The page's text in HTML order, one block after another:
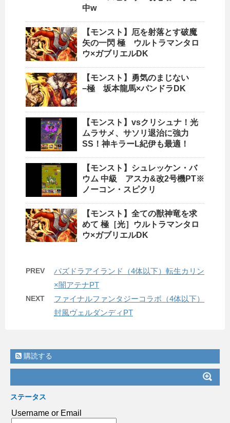
中w
【モンスト】厄を射落とす破魔
矢の一閃 極 ウルトラマンタロ
ウ×ガブリエルDK
【モンスト】勇気のまじない
−極 坂本龍馬×パンドラDK
【モンスト】vsクリシュナ！光
ムラサメ、サソリ退治に強力
SS！神キラーL紀伊も最適！
【モンスト】シュレッケン・バ
ウム 中級 アスカ&改2号機PT※
ノーコン・スピクリ
【モンスト】全ての獣神竜を求
めて 極［光］ウルトラマンタロ
ウ×ガブリエルDK
PREV
パズドラアイランド（4体以下）転生カリン
×闇アテナPT
NEXT
ファイナルファンタジーコラボ（4体以下）
封風ヴェルダンディPT
購読する
ステータス
Username or Email